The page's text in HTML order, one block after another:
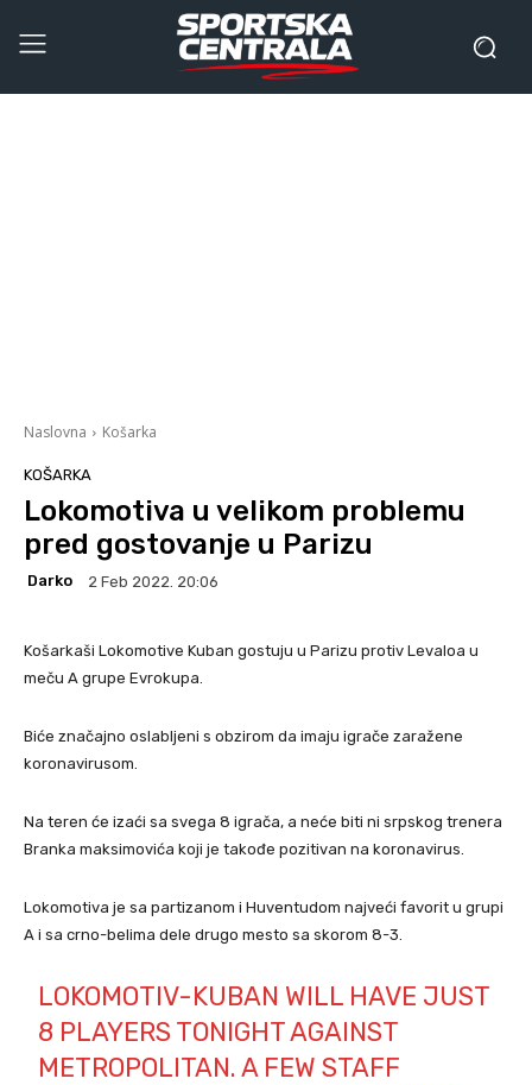
Naslovna Košarka
KOŠARKA
Lokomotiva u velikom problemu
pred gostovanje u Parizu
Darko 2 Feb 2022. 20:06
Košarkaši Lokomotive Kuban gostuju u Parizu protiv Levaloa u
meču A grupe Evrokupa.
Biće značajno oslabljeni s obzirom da imaju igrače zaražene
koronavirusom.
Na teren će izaći sa svega 8 igrača, a neće biti ni srpskog trenera
Branka maksimovića koji je takođe pozitivan na koronavirus.
Lokomotiva je sa partizanom i Huventudom najveći favorit u grupi
A i sa crno-belima dele drugo mesto sa skorom 8-3.
LOKOMOTIV-KUBAN WILL HAVE JUST
8 PLAYERS TONIGHT AGAINST
METROPOLITAN. A FEW STAFF